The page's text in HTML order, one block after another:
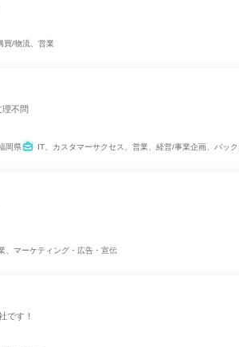
買/物流、営業
理不問
岡県 IT、カスタマーサクセス、営業、経営/事業企画、バックオフィス・事務・受付、経理/税務/財務、人事、総務、広報/IR、マーケティング・広告・宣伝、カス
、マーケティング・広告・宣伝
です！